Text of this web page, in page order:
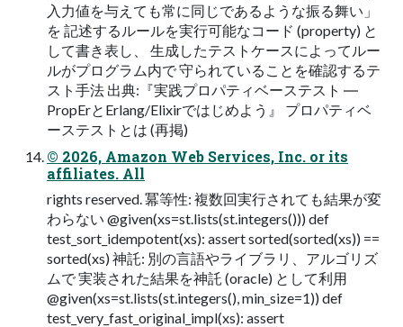
⼊⼒値を与えても常に同じであるような振る舞い」
を 記述するルールを実⾏可能なコード (property) と
して書き表し、 ⽣成したテストケースによってルー
ルがプログラム内で 守られていることを確認するテ
スト⼿法 出典:『実践プロパティベーステスト ―
PropErとErlang/Elixirではじめよう』 プロパティベ
ーステストとは (再掲)
© 2026, Amazon Web Services, Inc. or its
affiliates. All
rights reserved. 冪等性: 複数回実⾏されても結果が変
わらない @given(xs=st.lists(st.integers())) def
test_sort_idempotent(xs): assert sorted(sorted(xs)) ==
sorted(xs) 神託: 別の⾔語やライブラリ、アルゴリズ
ムで 実装された結果を神託 (oracle) として利⽤
@given(xs=st.lists(st.integers(), min_size=1)) def
test_very_fast_original_impl(xs): assert